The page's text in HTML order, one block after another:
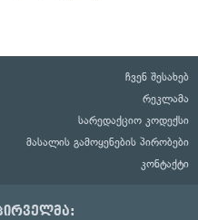
ჩვენ შესახებ
რეკლამა
სარედაქციო კოდექსი
მასალის გამოყენების პირობები
კონტაქტი